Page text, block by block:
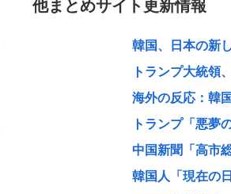
他まとめサイト更新情報
韓国、日本の新
トランプ大統領
海外の反応：韓
トランプ「悪夢
中国新聞「高市
韓国人「現在の